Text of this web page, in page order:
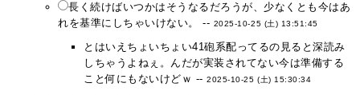
長く続けばいつかはそうなるだろうが、少なくとも今はあ
れを基準にしちゃいけない。 -- 2025-10-25 (土) 13:51:45
とはいえちょいちょい41砲系配ってるの見ると深読み
しちゃうよねぇ。んだが実装されてない今は準備する
こと何にもないけどｗ --2025-10-25 (土) 15:30:34